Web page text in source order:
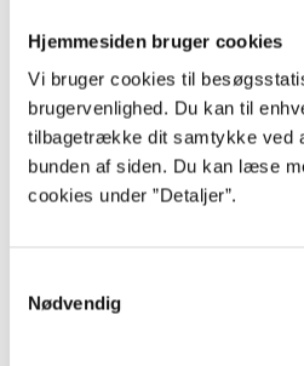
Hjemmesiden bruger cookies
Vi bruger cookies til
brugervenlighed. Du kan til
tilbagetrække dit samtykke ved
bunden af siden. Du kan læse
cookies under ”Detaljer”.
Nødvendig
lorem ipsum dolor sit amet ...
lorem ipsum dolor sit amet ...
lorem ipsum dolor sit amet ...
lorem ipsum dolor sit amet ...
lorem ipsum dolor sit amet ...
lorem ipsum dolor sit amet ...
lorem ipsum dolor sit amet ...